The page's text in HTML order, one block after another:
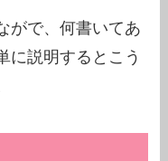
がで、何書いてあ
に説明するとこう